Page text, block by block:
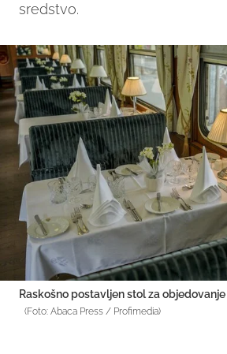
sredstvo.
Raskošno postavljen stol za
(Foto: Abaca Press / Profimedia)